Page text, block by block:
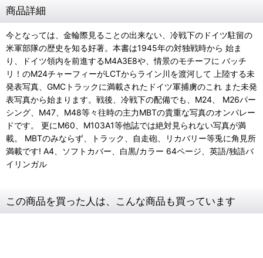
商品詳細
今となっては、金輪際見ることの出来ない、冷戦下のドイツ駐留の
米軍部隊の歴史を知る好著。本書は1945年の対独戦時から 始ま
り、ドイツ領内を前進するM4A3E8や、情景のモチーフに バッチ
リ！のM24チャーフィーがLCTからライン川を渡河して 上陸する未
発表写真、GMCトラックに満載されたドイツ軍捕虜のこれ また未発
表写真から始まります。戦後、冷戦下の配備でも、M24、 M26パー
シング、M47、M48等々往時の主力MBTの貴重な写真のオンパレー
ドです。 更にM60、M103A1等他誌では絶対見られない写真が満
載。 MBTのみならず、トラック、自走砲、リカバリー等兎に角見所
満載です! A4、ソフトカバー、白黒/カラー 64ページ、英語/独語バ
イリンガル
この商品を買った人は、こんな商品も買っています